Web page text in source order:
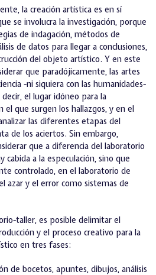
la creación artística es en sí
se involucra la investigación, porque
de indagación, métodos de
de datos para llegar a conclusiones,
del objeto artístico. Y en este
que paradójicamente, las artes
-ni siquiera con las humanidades-
el lugar idóneo para la
que surgen los hallazgos, y en el
las diferentes etapas del
de los aciertos. Sin embargo,
que a diferencia del laboratorio
cabida a la especulación, sino que
controlado, en el laboratorio de
azar y el error como sistemas de
taller, es posible delimitar el
y el proceso creativo para la
en tres fases:
de bocetos, apuntes, dibujos, análisis